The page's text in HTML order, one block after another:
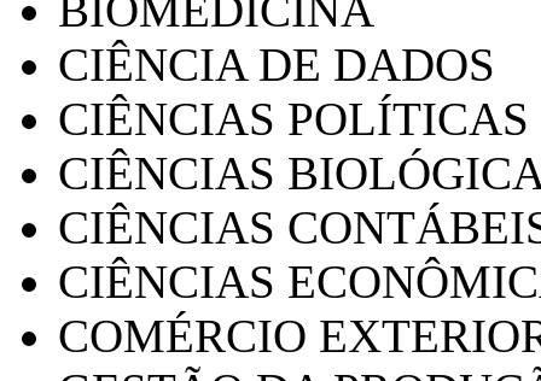
CIÊNCIA DE DADOS
CIÊNCIAS POLÍTICAS
CIÊNCIAS
CIÊNCIAS
CIÊNCIAS
COMÉRCIO